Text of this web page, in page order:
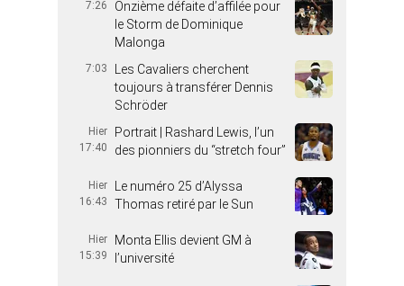
7:26
Onzième défaite d’affilée pour
le Storm de Dominique
Malonga
7:03
Les Cavaliers cherchent
toujours à transférer Dennis
Schröder
Hier
17:40
Portrait | Rashard Lewis, l’un
des pionniers du “stretch four”
Hier
16:43
Le numéro 25 d’Alyssa
Thomas retiré par le Sun
Hier
15:39
Monta Ellis devient GM à
l’université